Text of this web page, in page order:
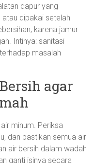
dapur yang
dipakai setelah
karena jamur
Intinya: sanitasi
masalah
agar
minum. Periksa
dan pastikan semua air
air bersih dalam wadah
ganti isinya secara